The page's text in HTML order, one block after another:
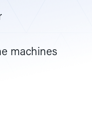
machines